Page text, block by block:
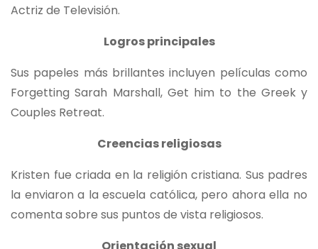
Actriz de Televisión.
Logros principales
Sus papeles más brillantes incluyen películas como
Forgetting Sarah Marshall, Get him to the Greek y
Couples Retreat.
Creencias religiosas
Kristen fue criada en la religión cristiana. Sus padres
la enviaron a la escuela católica, pero ahora ella no
comenta sobre sus puntos de vista religiosos.